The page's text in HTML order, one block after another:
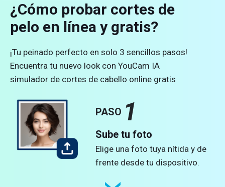
¿Cómo probar cortes de
pelo en línea y gratis?
¡Tu peinado perfecto en solo 3 sencillos pasos!
Encuentra tu nuevo look con YouCam IA
simulador de cortes de cabello online gratis
PASO 1
Sube tu foto
Elige una foto tuya nítida y de
frente desde tu dispositivo.